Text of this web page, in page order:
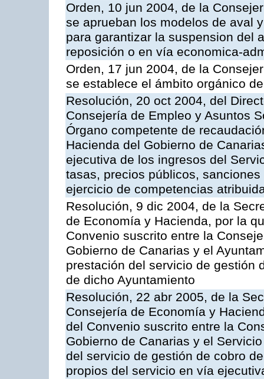
Orden, 10 jun 2004, de la
se aprueban los modelos de aval
para garantizar la suspension del
reposición o en vía economica-
Orden, 17 jun 2004, de la
se establece el ámbito orgánico
Resolución, 20 oct 2004, del
Consejería de Empleo y Asuntos
Órgano competente de
Hacienda del Gobierno de
ejecutiva de los ingresos del
tasas, precios públicos,
ejercicio de competencias
Resolución, 9 dic 2004, de la
de Economía y Hacienda, por la
Convenio suscrito entre la
Gobierno de Canarias y el
prestación del servicio de gestión
de dicho Ayuntamiento
Resolución, 22 abr 2005, de la
Consejería de Economía y
del Convenio suscrito entre la
Gobierno de Canarias y el
del servicio de gestión de cobro
propios del servicio en vía